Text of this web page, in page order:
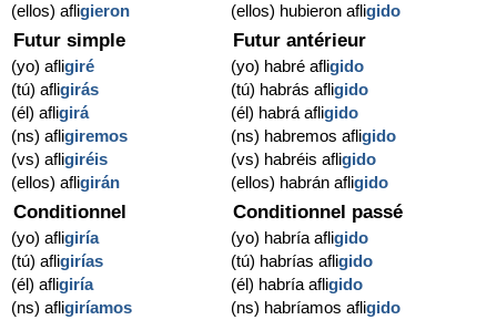
(ellos) afligieron
(ellos) hubieron afligido
Futur simple
(yo) afligiré
(tú) afligirás
(él) afligirá
(ns) afligiremos
(vs) afligiréis
(ellos) afligirán
Futur antérieur
(yo) habré afligido
(tú) habrás afligido
(él) habrá afligido
(ns) habremos afligido
(vs) habréis afligido
(ellos) habrán afligido
Conditionnel
(yo) afligiría
(tú) afligirías
(él) afligiría
(ns) afligiríamos
Conditionnel passé
(yo) habría afligido
(tú) habrías afligido
(él) habría afligido
(ns) habríamos afligido